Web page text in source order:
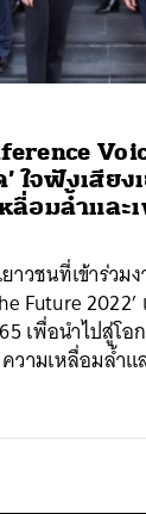
ใจฟังเสีย
หลื่อมล้ำแล
าวชนที่เข้าร่วม
Future
พื่อนำไปสู่โอก
วามเหลื่อมล้ำ